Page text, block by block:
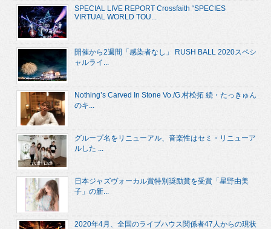
SPECIAL LIVE REPORT Crossfaith “SPECIES
VIRTUAL WORLD TOU...
開催から2週間「感染者なし」 RUSH BALL 2020スペシ
ャルライ...
Nothing’s Carved In Stone Vo./G.村松拓 続・たっきゅん
のキ...
グループ名をリニューアル、音楽性はセミ・リニューア
ルした ...
日本ジャズヴォーカル賞特別奨励賞を受賞「星野由美
子」の新...
2020年4月、全国のライブハウス関係者47人からの現状